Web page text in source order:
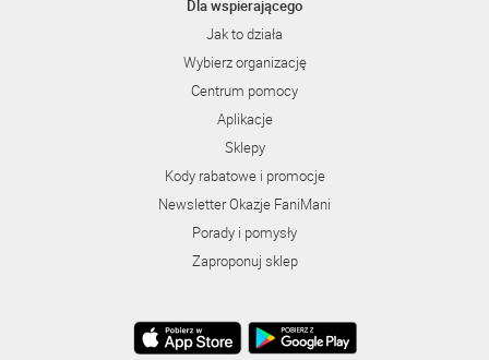
Dla wspierającego
Jak to działa
Wybierz organizację
Centrum pomocy
Aplikacje
Sklepy
Kody rabatowe i promocje
Newsletter Okazje FaniMani
Porady i pomysły
Zaproponuj sklep